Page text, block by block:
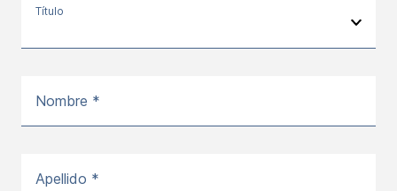
Título
Nombre *
Apellido *